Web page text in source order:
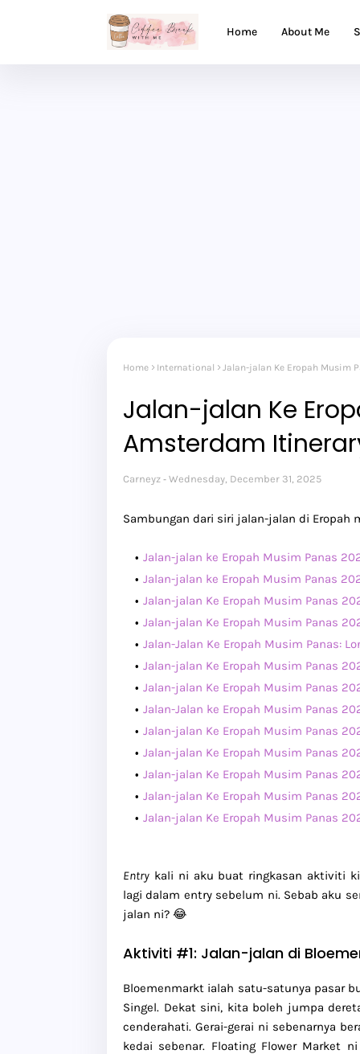
Home About Me
Home International Jalan-jalan Ke Eropah Musim
Jalan-jalan Ke
Amsterdam
Carneyz Wednesday, December 31, 2025
Sambungan dari siri jalan-jalan di Eropah
Jalan-jalan ke Eropah Musim Panas
Jalan-jalan ke Eropah Musim Panas
Jalan-jalan Ke Eropah Musim Panas
Jalan-jalan Ke Eropah Musim Panas
Jalan-Jalan Ke Eropah Musim Panas:
Jalan-jalan Ke Eropah Musim Panas
Jalan-jalan Ke Eropah Musim Panas
Jalan-Jalan ke Eropah Musim Panas
Jalan-jalan Ke Eropah Musim Panas
Jalan-jalan Ke Eropah Musim Panas
Jalan-jalan Ke Eropah Musim Panas
Jalan-jalan Ke Eropah Musim Panas
Jalan-jalan Ke Eropah Musim Panas
Entry kali ni aku buat ringkasan aktiviti
lagi dalam entry sebelum ni. Sebab aku
jalan ni? 😂
Aktiviti #1: Jalan-jalan di
Bloemenmarkt ialah satu-satunya pasar
Singel. Dekat sini, kita boleh jumpa
cenderahati. Gerai-gerai ni sebenarnya
kedai sebenar. Floating Flower Market